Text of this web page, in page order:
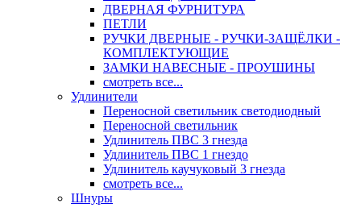
ДВЕРНАЯ ФУРНИТУРА
ПЕТЛИ
РУЧКИ ДВЕРНЫЕ - РУЧКИ-ЗАЩЁЛКИ -
КОМПЛЕКТУЮЩИЕ
ЗАМКИ НАВЕСНЫЕ - ПРОУШИНЫ
смотреть все...
Удлинители
Переносной светильник светодиодный
Переносной светильник
Удлинитель ПВС 3 гнезда
Удлинитель ПВС 1 гнездо
Удлинитель каучуковый 3 гнезда
смотреть все...
Шнуры